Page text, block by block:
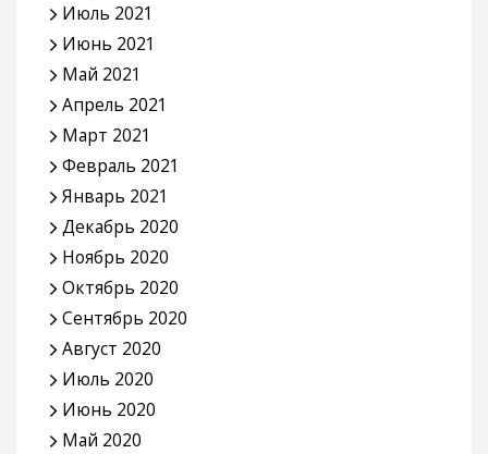
Июль 2021
Июнь 2021
Май 2021
Апрель 2021
Март 2021
Февраль 2021
Январь 2021
Декабрь 2020
Ноябрь 2020
Октябрь 2020
Сентябрь 2020
Август 2020
Июль 2020
Июнь 2020
Май 2020